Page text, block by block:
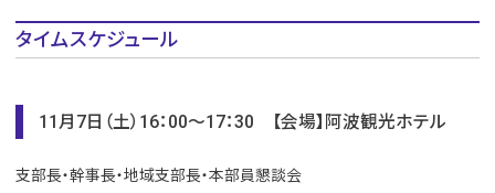
タイムスケジュール
11月7日（土）16：00～17：30 【会場】阿波観光ホテル
支部長・幹事長・地域支部長・本部員懇談会